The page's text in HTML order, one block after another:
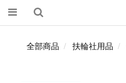
全部商品 扶輪社用品